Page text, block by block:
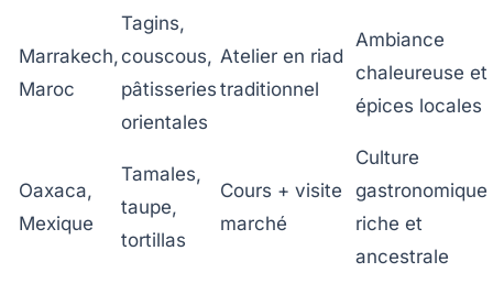
Marrakech,
Maroc
Tagins,
couscous,
pâtisseries
orientales
Atelier en riad
traditionnel
Ambiance
chaleureuse et
épices locales
Oaxaca,
Mexique
Tamales,
taupe,
tortillas
Cours + visite
marché
Culture
gastronomique
riche et
ancestrale